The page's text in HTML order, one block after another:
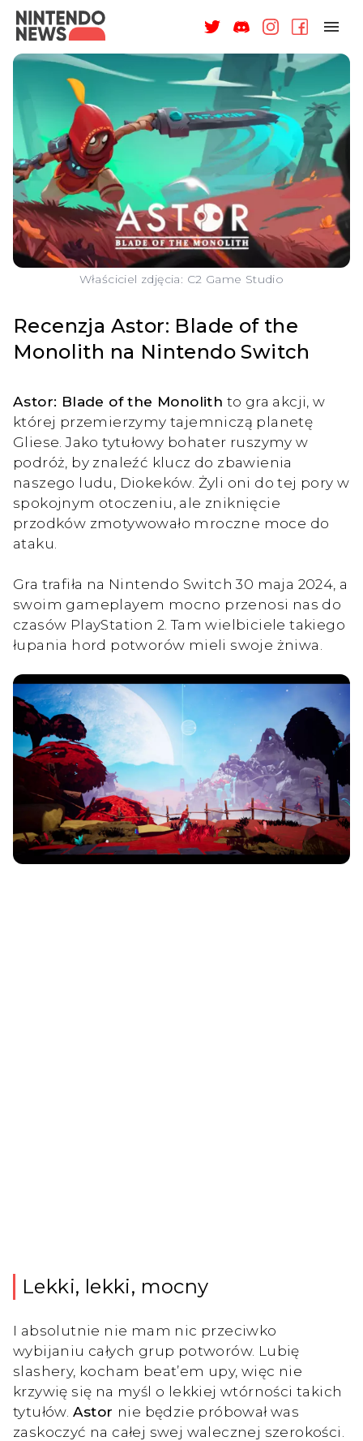
NAGRODY
NEWSY
RECENZJE
ARTYKUŁY
WSPARCIE
O NAS
ZALOGUJ
Właściciel zdjęcia: C2 Game Studio
Recenzja Astor: Blade of the
Monolith na Nintendo Switch
Astor: Blade of the Monolith to gra akcji, w
której przemierzymy tajemniczą planetę
Gliese. Jako tytułowy bohater ruszymy w
podróż, by znaleźć klucz do zbawienia
naszego ludu, Diokeków. Żyli oni do tej pory w
spokojnym otoczeniu, ale zniknięcie
przodków zmotywowało mroczne moce do
ataku.
Gra trafiła na Nintendo Switch 30 maja 2024, a
swoim gameplayem mocno przenosi nas do
czasów PlayStation 2. Tam wielbiciele takiego
łupania hord potworów mieli swoje żniwa.
Lekki, lekki, mocny
I absolutnie nie mam nic przeciwko
wybijaniu całych grup potworów. Lubię
slashery, kocham beat’em upy, więc nie
krzywię się na myśl o lekkiej wtórności takich
tytułów. Astor nie będzie próbował was
zaskoczyć na całej swej walecznej szerokości.